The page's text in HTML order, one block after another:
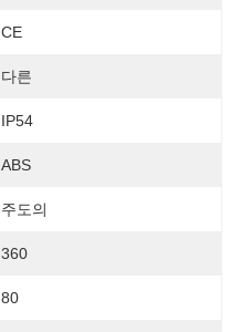
CE
다른
IP54
ABS
주도의
360
80